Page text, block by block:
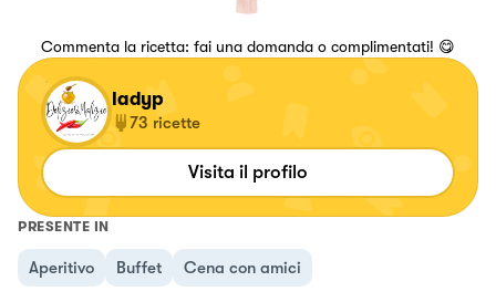
Commenta la ricetta: fai una domanda o complimentati! 😋
ladyp
73 ricette
Visita il profilo
PRESENTE IN
Aperitivo Buffet Cena con amici